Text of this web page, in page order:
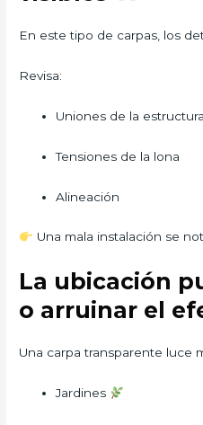
En este tipo de carpas, los
Revisa:
Uniones de la estructura
Tensiones de la lona
Alineación
Una mala instalación se
La ubicación
o arruinar el
Una carpa transparente luce
Jardines